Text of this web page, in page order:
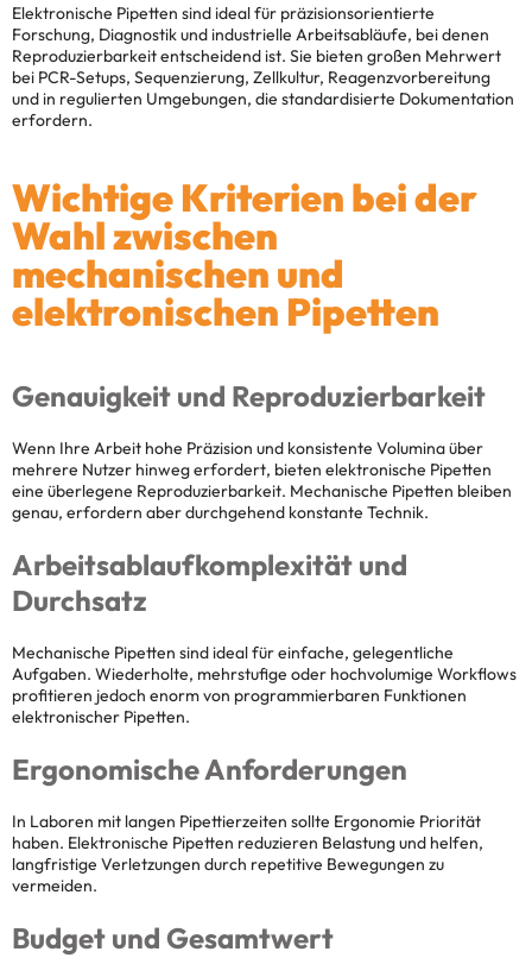
Elektronische Pipetten sind ideal für präzisionsorientierte
Forschung, Diagnostik und industrielle Arbeitsabläufe, bei denen
Reproduzierbarkeit entscheidend ist. Sie bieten großen Mehrwert
bei PCR-Setups, Sequenzierung, Zellkultur, Reagenzvorbereitung
und in regulierten Umgebungen, die standardisierte Dokumentation
erfordern.
Wichtige Kriterien bei der
Wahl zwischen
mechanischen und
elektronischen Pipetten
Genauigkeit und Reproduzierbarkeit
Wenn Ihre Arbeit hohe Präzision und konsistente Volumina über
mehrere Nutzer hinweg erfordert, bieten elektronische Pipetten
eine überlegene Reproduzierbarkeit. Mechanische Pipetten bleiben
genau, erfordern aber durchgehend konstante Technik.
Arbeitsablaufkomplexität und
Durchsatz
Mechanische Pipetten sind ideal für einfache, gelegentliche
Aufgaben. Wiederholte, mehrstufige oder hochvolumige Workflows
profitieren jedoch enorm von programmierbaren Funktionen
elektronischer Pipetten.
Ergonomische Anforderungen
In Laboren mit langen Pipettierzeiten sollte Ergonomie Priorität
haben. Elektronische Pipetten reduzieren Belastung und helfen,
langfristige Verletzungen durch repetitive Bewegungen zu
vermeiden.
Budget und Gesamtwert